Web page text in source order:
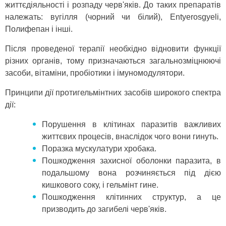
життєдіяльності і розпаду черв'яків. До таких препаратів
належать: вугілля (чорний чи білий), Entyerosgyeli,
Полифепан і інші.
Після проведеної терапії необхідно відновити функції
різних органів, тому призначаються загальнозміцнюючі
засоби, вітаміни, пробіотики і імуномодулятори.
Принципи дії протигельмінтних засобів широкого спектра
дії:
Порушення в клітинах паразитів важливих
життєвих процесів, внаслідок чого вони гинуть.
Поразка мускулатури хробака.
Пошкодження захисної оболонки паразита, в
подальшому вона розчиняється під дією
кишкового соку, і гельмінт гине.
Пошкодження клітинних структур, а це
призводить до загибелі черв'яків.